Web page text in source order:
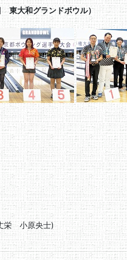
大和グランドボウル）
栄 小原央士)